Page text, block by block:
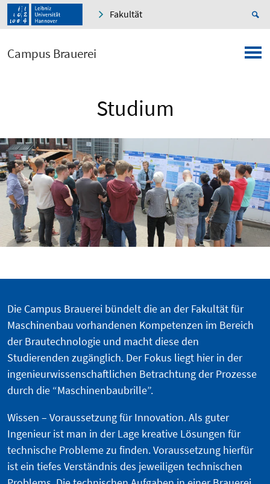
Fakultät
Campus Brauerei
Studium
Die Campus Brauerei bündelt die an der Fakultät für
Maschinenbau vorhandenen Kompetenzen im Bereich
der Brautechnologie und macht diese den
Studierenden zugänglich. Der Fokus liegt hier in der
ingenieurwissenschaftlichen Betrachtung der Prozesse
durch die “Maschinenbaubrille”.
Wissen – Voraussetzung für Innovation. Als guter
Ingenieur ist man in der Lage kreative Lösungen für
technische Probleme zu finden. Voraussetzung hierfür
ist ein tiefes Verständnis des jeweiligen technischen